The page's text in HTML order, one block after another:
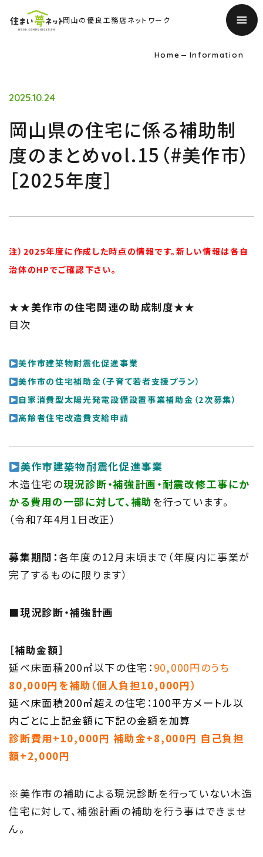
岡山の優良工務店ネットワーク
トップページ
About
Concept
Philosophy
Members
住まい夢ネット加盟工務店
Project
私たちの取り組み
Information
家づくりに役立つ情報
Home Information
2025.10.24
岡山県の住宅に係る補助制
度のまとめvol.15（#美作市）
［2025年度］
注）2025年度に作成した時点の情報です。新しい情報は各自
治体のHPでご確認下さい。
★★美作市の住宅関連の助成制度★★
目次
美作市建築物耐震化促進事業
美作市の住宅補助金（子育て若者支援プラン）
自家消費型太陽光発電設備設置事業補助金（2次募集）
高齢者住宅改造費支給申請
美作市建築物耐震化促進事業
木造住宅の現況診断・補強計画・耐震改修工事にか
かる費用の一部に対して、補助を行っています。
（令和7年4月1日改正）
募集期間：各年度の12月末頃まで（年度内に事業が
完了するものに限ります）
■現況診断・補強計画
［補助金額］
延べ床面積200㎡以下の住宅： 90,000円のうち
80,000円を補助（個人負担10,000円）
延べ床面積200㎡超えの住宅：100平方メートル以
内ごとに上記金額に下記の金額を加算
診断費用+10,000円 補助金+8,000円 自己負担
額+2,000円
※美作市の補助による現況診断を行っていない木造
住宅に対して、補強計画の補助を行う事はできませ
ん。